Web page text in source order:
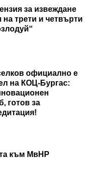
за извеждане
на трети и четвърти
официално е
на КОЦ-Бургас:
готов за
към МвНР